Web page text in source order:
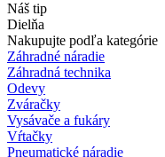
Náš tip
Dielňa
Nakupujte podľa kategórie
Záhradné náradie
Záhradná technika
Odevy
Zváračky
Vysávače a fukáry
Vŕtačky
Pneumatické náradie